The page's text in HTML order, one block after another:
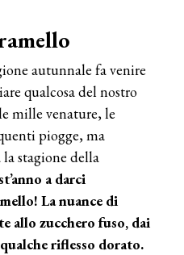
autunnale fa venire
qualcosa del nostro
mille venature, le
piogge, ma
la stagione della
a darci
La nuance di
allo zucchero fuso, dai
riflesso dorato.